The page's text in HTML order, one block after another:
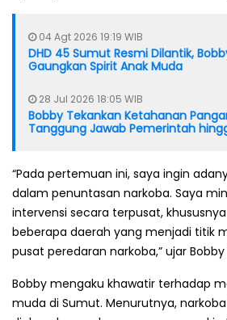
04 Agt 2026 19:19 WIB
DHD 45 Sumut Resmi Dilantik,
Gaungkan Spirit Anak Muda
28 Jul 2026 18:05 WIB
Bobby Tekankan Ketahanan
Tanggung Jawab Pemerintah
“Pada pertemuan ini, saya ingin
dalam penuntasan narkoba. Saya
intervensi secara terpusat,
beberapa daerah yang menjadi titik
pusat peredaran narkoba,” ujar Bobby
Bobby mengaku khawatir terhadap
muda di Sumut. Menurutnya,